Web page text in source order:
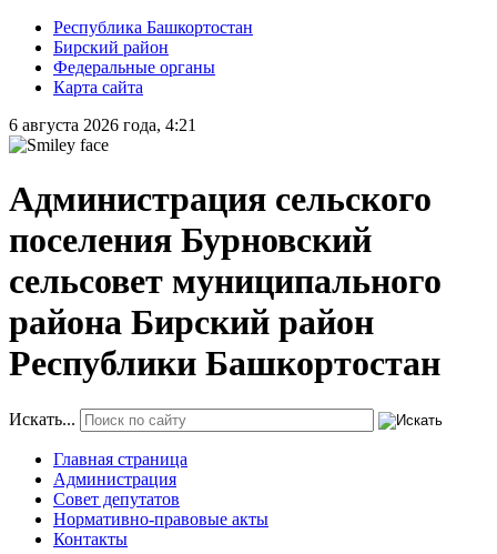
Республика Башкортостан
Бирский район
Федеральные органы
Карта сайта
6 августа 2026 года, 4:21
Администрация сельского
поселения Бурновский
сельсовет муниципального
района Бирский район
Республики Башкортостан
Искать...
Главная страница
Администрация
Совет депутатов
Нормативно-правовые акты
Контакты